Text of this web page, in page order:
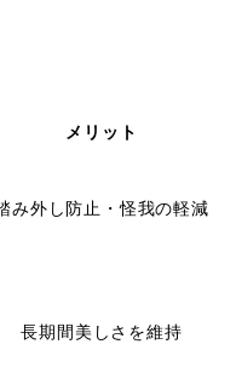
メリット
み外し防止・怪我の軽減
長期間美しさを維持